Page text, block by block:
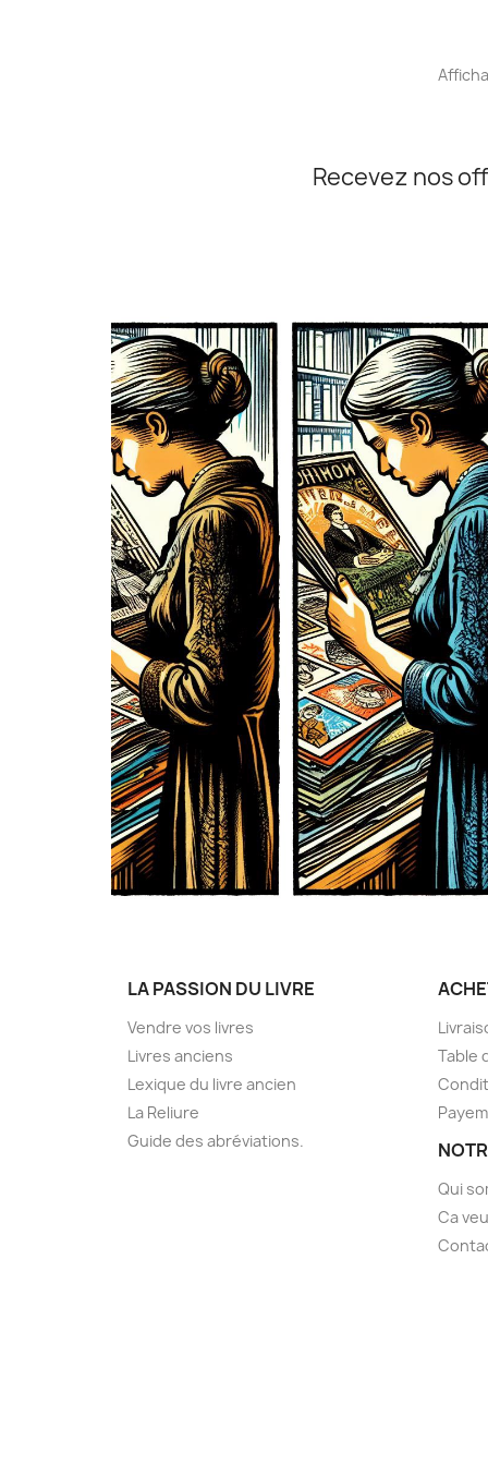
Recevez nos
LA PASSION DU LIVRE
Vendre vos livres
Livres anciens
Lexique du livre ancien
La Reliure
Guide des abréviations.
Table
Qui
Ca